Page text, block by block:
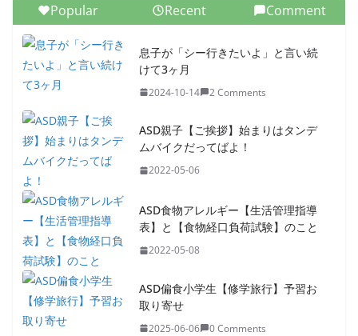
Popular Recent Comment
息子が「シー行きたいよ」と言い続
けて3ヶ月
2024-10-14 2 Comments
ASD親子【ご挨拶】始まりはタンデ
ムバイクだってばよ！
2022-05-06
ASD食物アレルギー【生活管理指導
表】と【食物経口負荷試験】のこと
2022-05-08
ASD偏食小学生【修学旅行】予習お
取り寄せ
2025-06-06 0 Comments